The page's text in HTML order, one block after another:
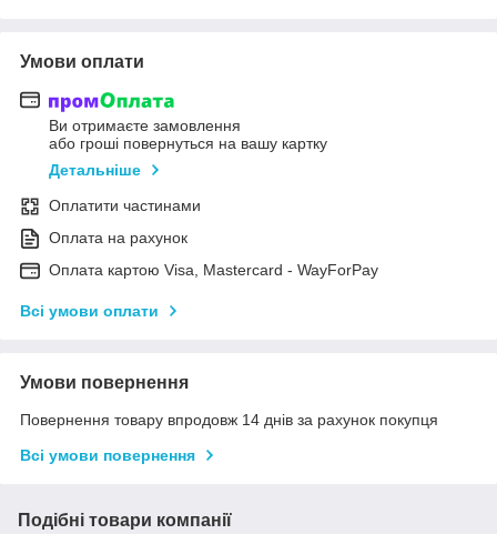
Умови оплати
Ви отримаєте замовлення
або гроші повернуться на вашу картку
Детальніше
Оплатити частинами
Оплата на рахунок
Оплата картою Visa, Mastercard - WayForPay
Всі умови оплати
Умови повернення
Повернення товару впродовж 14 днів за рахунок покупця
Всі умови повернення
Подібні товари компанії